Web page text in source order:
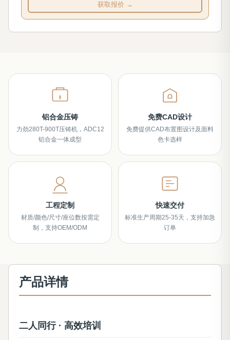
获取报价 →
铝合金压铸
力劲280T-900T压铸机，ADC12
铝合金一体成型
免费CAD设计
免费提供CAD布置图设计及面料
色卡选样
工程定制
材质/颜色/尺寸/座位数按需定
制，支持OEM/ODM
快速交付
标准生产周期25-35天，支持加急
订单
产品详情
二人同行 · 高效培训